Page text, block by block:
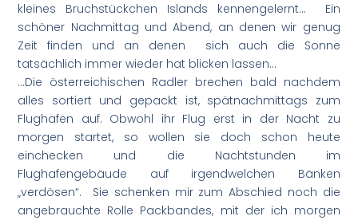
kleines Bruchstückchen Islands kennengelernt… Ein
schöner Nachmittag und Abend, an denen wir genug
Zeit finden und an denen sich auch die Sonne
tatsächlich immer wieder hat blicken lassen…
…Die österreichischen Radler brechen bald nachdem
alles sortiert und gepackt ist, spätnachmittags zum
Flughafen auf. Obwohl ihr Flug erst in der Nacht zu
morgen startet, so wollen sie doch schon heute
einchecken und die Nachtstunden im
Flughafengebäude auf irgendwelchen Bänken
„verdösen“. Sie schenken mir zum Abschied noch die
angebrauchte Rolle Packbandes, mit der ich morgen